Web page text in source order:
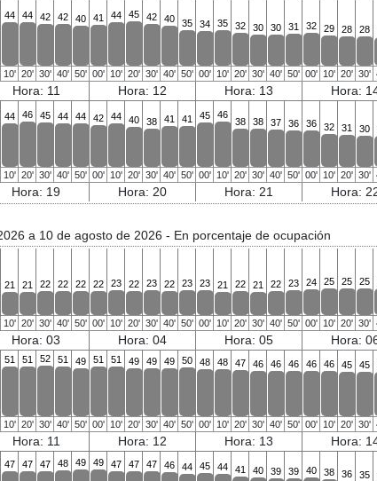
44 44 42 42 40 41 44 45 42 40 35 34 35 32 30 30 31 32 29 28 28
10' 20' 30' 40' 50' 00' 10' 20' 30' 40' 50' 00' 10' 20' 30' 40' 50' 00' 10' 20' 30'
Hora: 11 Hora: 12 Hora: 13 Hora:
44 46 45 44 44 42 44 40 38 41 41 45 46
38 38 37 36 36 32 31 30
10' 20' 30' 40' 50' 00' 10' 20' 30' 40' 50' 00' 10' 20' 30' 40' 50' 00' 10' 20' 30'
Hora: 19 Hora: 20 Hora: 21 Hora:
a 10 de agosto de 2026 - En porcentaje de ocupación
21 21 22 22 22 22 23 22 23 22 23 23 21 22 21 22 23 24 25 25 25
10' 20' 30' 40' 50' 00' 10' 20' 30' 40' 50' 00' 10' 20' 30' 40' 50' 00' 10' 20' 30'
Hora: 03 Hora: 04 Hora: 05 Hora:
51 51 52 51 49 51 51 49 49 49 50 48 48 47 46 46 46 46 46 45 45
10' 20' 30' 40' 50' 00' 10' 20' 30' 40' 50' 00' 10' 20' 30' 40' 50' 00' 10' 20' 30'
Hora: 11 Hora: 12 Hora: 13 Hora:
47 47 47 48 49 49 47 47 47 46 44 45 44 41 40 39 39 40 38 36 35